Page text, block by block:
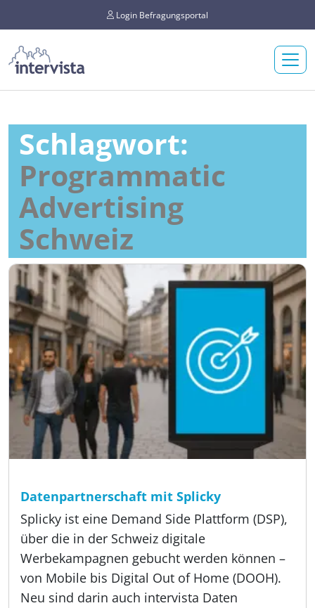
Login Befragungsportal
Schlagwort:
Programmatic
Advertising
Schweiz
Datenpartnerschaft mit Splicky
Splicky ist eine Demand Side Plattform (DSP),
über die in der Schweiz digitale
Werbekampagnen gebucht werden können –
von Mobile bis Digital Out of Home (DOOH).
Neu sind darin auch intervista Daten